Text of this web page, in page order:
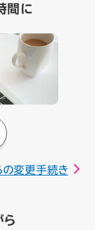
間に
の変更手続き
ら